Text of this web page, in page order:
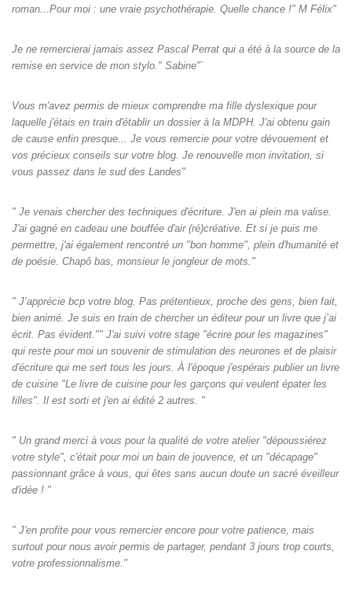
roman...Pour moi : une vraie psychothérapie. Quelle chance !" M Félix"
Je ne remercierai jamais assez Pascal Perrat qui a été à la source de la
remise en service de mon stylo." Sabine"`
Vous m'avez permis de mieux comprendre ma fille dyslexique pour
laquelle j'étais en train d'établir un dossier à la MDPH. J'ai obtenu gain
de cause enfin presque... Je vous remercie pour votre dévouement et
vos précieux conseils sur votre blog. Je renouvelle mon invitation, si
vous passez dans le sud des Landes"
" Je venais chercher des techniques d'écriture. J'en ai plein ma valise.
J'ai gagné en cadeau une bouffée d'air (ré)créative. Et si je puis me
permettre, j'ai également rencontré un "bon homme", plein d'humanité et
de poésie. Chapô bas, monsieur le jongleur de mots."
" J’apprécie bcp votre blog. Pas prétentieux, proche des gens, bien fait,
bien animé. Je suis en train de chercher un éditeur pour un livre que j’ai
écrit. Pas évident."" J'ai suivi votre stage "écrire pour les magazines"
qui reste pour moi un souvenir de stimulation des neurones et de plaisir
d'écriture qui me sert tous les jours. À l'époque j'espérais publier un livre
de cuisine "Le livre de cuisine pour les garçons qui veulent épater les
filles". Il est sorti et j'en ai édité 2 autres. "
" Un grand merci à vous pour la qualité de votre atelier "dépoussiérez
votre style", c'était pour moi un bain de jouvence, et un "décapage"
passionnant grâce à vous, qui êtes sans aucun doute un sacré éveilleur
d'idée ! "
" J'en profite pour vous remercier encore pour votre patience, mais
surtout pour nous avoir permis de partager, pendant 3 jours trop courts,
votre professionnalisme."